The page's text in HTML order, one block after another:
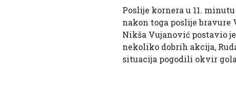
Poslije kornera u 11.
nakon toga poslije bravure
Nikša Vujanović postavio
nekoliko dobrih akcija,
situacija pogodili okvir